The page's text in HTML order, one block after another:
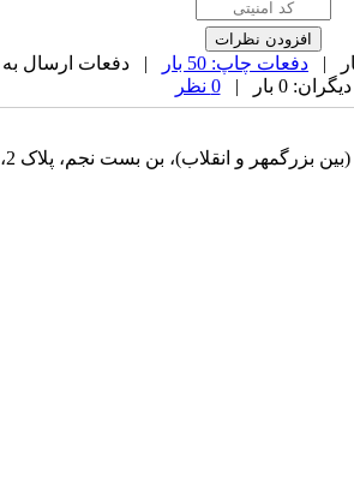
دفعات چاپ: 50 بار
| دفعات ارسال به
دیگران: 0 بار |
تهران، خیابان فلسطین، (بین بزرگمهر و انقلاب)، بن بست نجم، پلاک 2،